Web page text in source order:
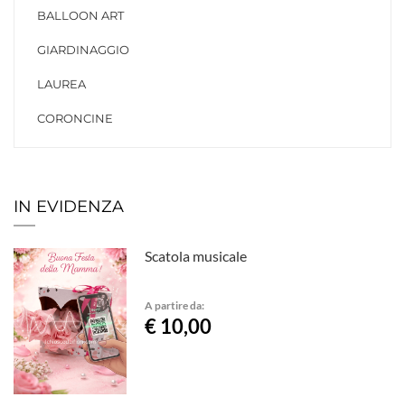
BALLOON ART
GIARDINAGGIO
LAUREA
CORONCINE
IN EVIDENZA
Scatola musicale
A partire da:
€ 10,00